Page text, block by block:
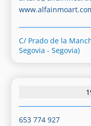
C/ Prado de la
Segovia - Segovia)
653 774 927